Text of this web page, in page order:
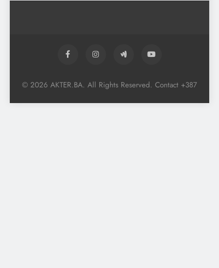
© 2026 AKTER.BA. All Rights Reserved. Contact +387